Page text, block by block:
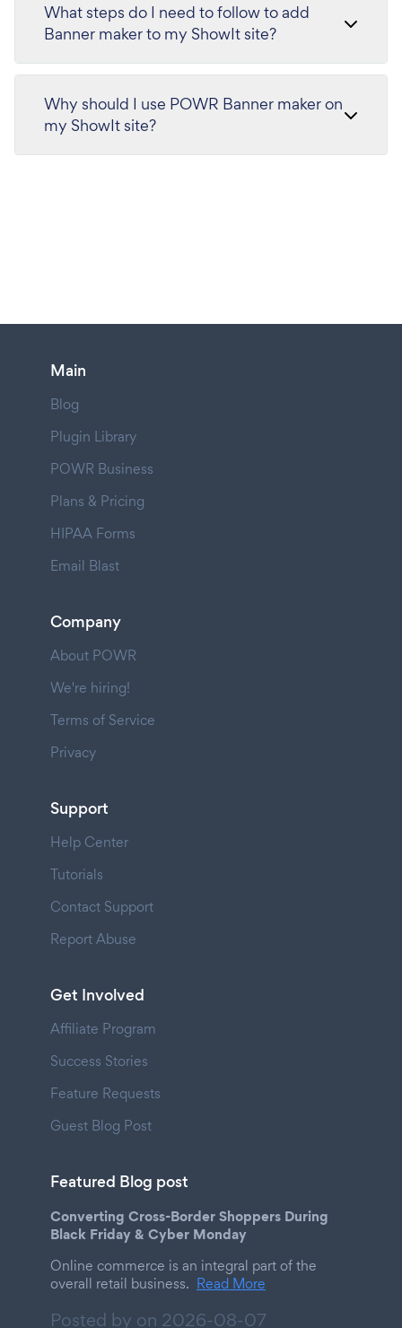
What steps do I need to follow to add
Banner maker to my ShowIt site?
Why should I use POWR Banner maker on
my ShowIt site?
Main
Blog
Plugin Library
POWR Business
Plans & Pricing
HIPAA Forms
Email Blast
Company
About POWR
We're hiring!
Terms of Service
Privacy
Support
Help Center
Tutorials
Contact Support
Report Abuse
Get Involved
Affiliate Program
Success Stories
Feature Requests
Guest Blog Post
Featured Blog post
Converting Cross-Border Shoppers During
Black Friday & Cyber Monday
Online commerce is an integral part of the
overall retail business. Read More
Posted by on 2026-08-07